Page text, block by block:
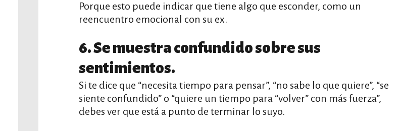
Porque esto puede indicar que tiene algo que esconder, como un
reencuentro emocional con su ex.
6. Se muestra confundido sobre sus
sentimientos.
Si te dice que “necesita tiempo para pensar”, “no sabe lo que quiere”, “se
siente confundido” o “quiere un tiempo para “volver” con más fuerza”,
debes ver que está a punto de terminar lo suyo.